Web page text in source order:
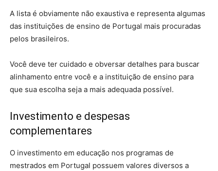
A lista é obviamente não exaustiva e representa algumas
das instituições de ensino de Portugal mais procuradas
pelos brasileiros.
Você deve ter cuidado e obversar detalhes para buscar
alinhamento entre você e a instituição de ensino para
que sua escolha seja a mais adequada possível.
Investimento e despesas
complementares
O investimento em educação nos programas de
mestrados em Portugal possuem valores diversos a